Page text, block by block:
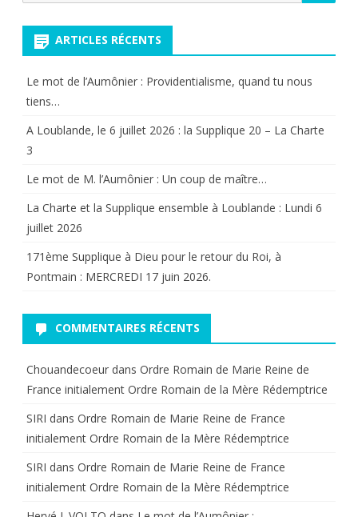
de
trop
pour:
ARTICLES RÉCENTS
Le mot de l’Aumônier : Providentialisme, quand tu nous
tiens…
A Loublande, le 6 juillet 2026 : la Supplique 20 – La Charte
3
Le mot de M. l’Aumônier : Un coup de maître…
La Charte et la Supplique ensemble à Loublande : Lundi 6
juillet 2026
171ème Supplique à Dieu pour le retour du Roi, à
Pontmain : MERCREDI 17 juin 2026.
COMMENTAIRES RÉCENTS
Chouandecoeur dans Ordre Romain de Marie Reine de
France initialement Ordre Romain de la Mère Rédemptrice
SIRI dans Ordre Romain de Marie Reine de France
initialement Ordre Romain de la Mère Rédemptrice
SIRI dans Ordre Romain de Marie Reine de France
initialement Ordre Romain de la Mère Rédemptrice